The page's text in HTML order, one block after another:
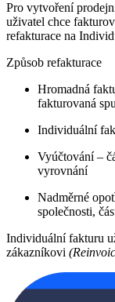
Pro vytvoření
uživatel chce
refakturace na
Způsob refakturace
Hromadná
fakturovaná
Individuální
Vyúčtování –
vyrovnání
Nadměrné
společnosti,
Individuální fakturu
zákazníkovi